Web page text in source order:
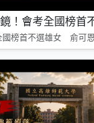
！會考全國榜
國榜首不選雄女 俞可